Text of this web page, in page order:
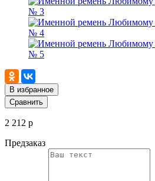
В избранное
Сравнить
2 212 р
Предзаказ